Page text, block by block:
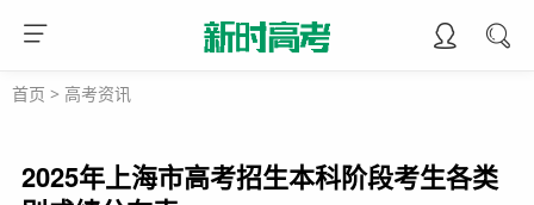
首页 > 高考资讯
2025年上海市高考招生本科阶段考生各类